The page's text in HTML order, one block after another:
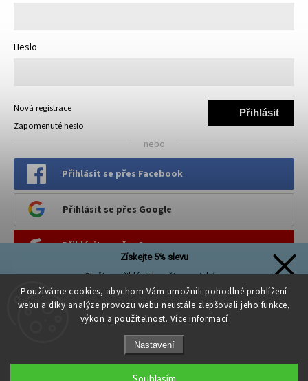
Používáme cookies, abychom Vám umožnili pohodlné prohlížení
webu a díky analýze provozu webu neustále zlepšovali jeho funkce,
výkon a použitelnost. Více informací
Nastavení
Heslo
Přihlásit
Nová registrace
Zapomenuté heslo
nebo
Přihlásit se přes Facebook
Přihlásit se přes Google
Přihlásit se přes Seznam
PINTEREST
Získejte 5% slevu
Stačí se přihlásit k našim novinkám
a sleva na první nákup je Vaše!
Přihlásit se a získat slevu